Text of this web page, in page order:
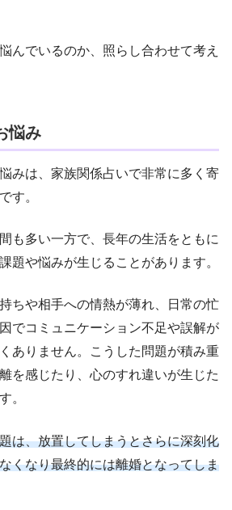
んでいるのか、照らし合わせて考え
悩み
みは、家族関係占いで非常に多く寄
す。
も多い一方で、長年の生活をともに
題や悩みが生じることがあります。
ちや相手への情熱が薄れ、日常の忙
でコミュニケーション不足や誤解が
ありません。こうした問題が積み重
を感じたり、心のすれ違いが生じた
。
は、放置してしまうとさらに深刻化
くなり最終的には離婚となってしま